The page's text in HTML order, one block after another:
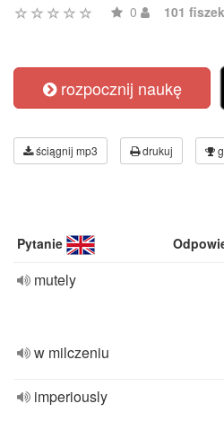
0 101 fiszek
rozpocznij naukę
ściągnij mp3 drukuj
Pytanie
mutely
w milczeniu
imperiously